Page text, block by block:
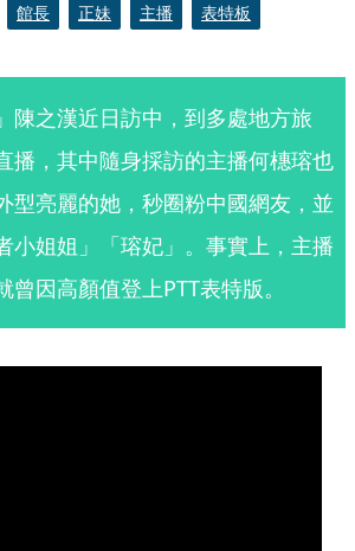
館長 正妹 主播 表特板
陳之漢近日訪中，到多處地方旅
播，其中隨身採訪的主播何橞瑢也
型亮麗的她，秒圈粉中國網友，並
小姐姐」「瑢妃」。事實上，主播
曾因高顏值登上PTT表特版。